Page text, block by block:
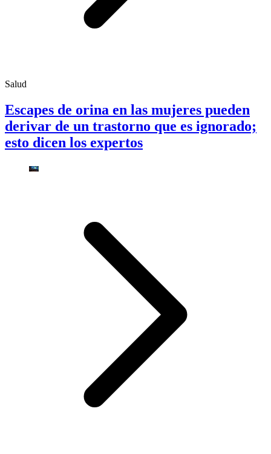
Salud
Escapes de orina en las mujeres pueden
derivar de un trastorno que es ignorado;
esto dicen los expertos